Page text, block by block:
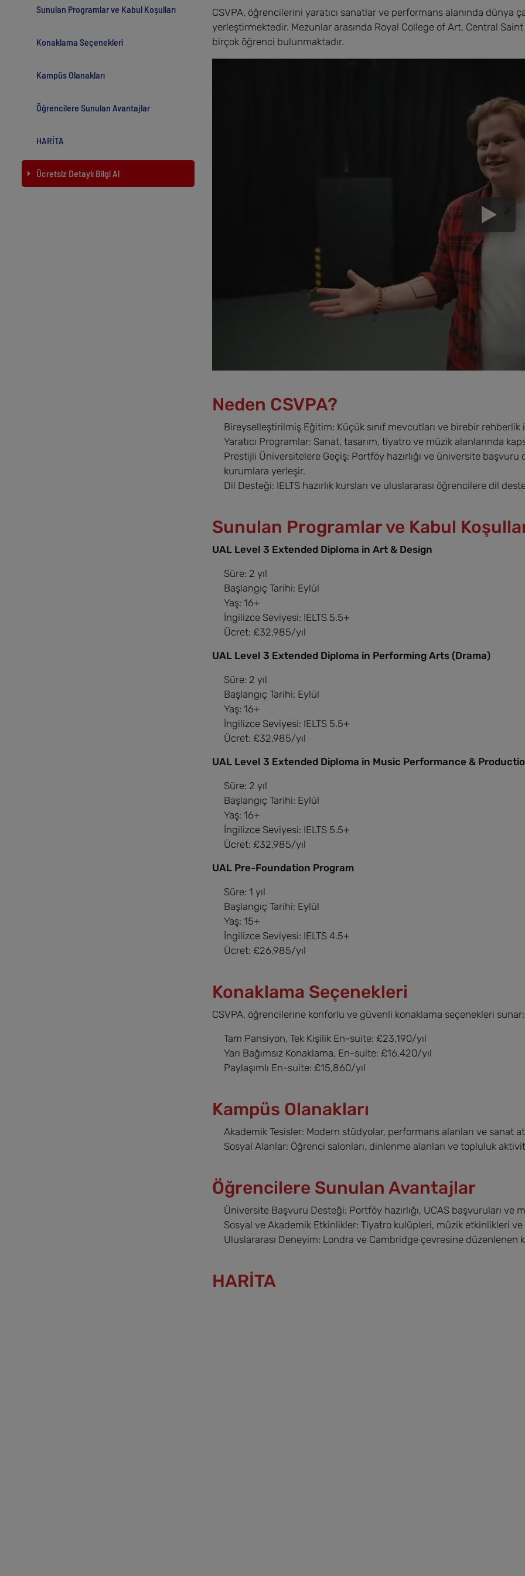
Sunulan Programlar ve Kabul Koşulları
Konaklama Seçenekleri
Kampüs Olanakları
Öğrencilere Sunulan Avantajlar
HARİTA
Ücretsiz Detaylı Bilgi Al
CSVPA, öğrencilerini yaratıcı sanatlar ve performans alanında dünya
yerleştirmektedir. Mezunlar arasında Royal College of Art, Central
birçok öğrenci bulunmaktadır.
Neden CSVPA?
Bireyselleştirilmiş Eğitim: Küçük sınıf mevcutları ve birebir rehberlik
Yaratıcı Programlar: Sanat, tasarım, tiyatro ve müzik alanlarında
Prestijli Üniversitelere Geçiş: Portföy hazırlığı ve üniversite
kurumlara yerleşir.
Dil Desteği: IELTS hazırlık kursları ve uluslararası öğrencilere dil
Sunulan Programlar ve Kabul
UAL Level 3 Extended Diploma in Art & Design
Süre: 2 yıl
Başlangıç Tarihi: Eylül
Yaş: 16+
İngilizce Seviyesi: IELTS 5.5+
Ücret: £32,985/yıl
UAL Level 3 Extended Diploma in Performing Arts (Drama)
Süre: 2 yıl
Başlangıç Tarihi: Eylül
Yaş: 16+
İngilizce Seviyesi: IELTS 5.5+
Ücret: £32,985/yıl
UAL Level 3 Extended Diploma in Music Performance &
Süre: 2 yıl
Başlangıç Tarihi: Eylül
Yaş: 16+
İngilizce Seviyesi: IELTS 5.5+
Ücret: £32,985/yıl
UAL Pre-Foundation Program
Süre: 1 yıl
Başlangıç Tarihi: Eylül
Yaş: 15+
İngilizce Seviyesi: IELTS 4.5+
Ücret: £26,985/yıl
Konaklama Seçenekleri
CSVPA, öğrencilerine konforlu ve güvenli konaklama seçenekleri sunar:
Tam Pansiyon, Tek Kişilik En-suite: £23,190/yıl
Yarı Bağımsız Konaklama, En-suite: £16,420/yıl
Paylaşımlı En-suite: £15,860/yıl
Kampüs Olanakları
Akademik Tesisler: Modern stüdyolar, performans alanları ve sanat
Sosyal Alanlar: Öğrenci salonları, dinlenme alanları ve topluluk
Öğrencilere Sunulan Avantajlar
Üniversite Başvuru Desteği: Portföy hazırlığı, UCAS başvuruları ve
Sosyal ve Akademik Etkinlikler: Tiyatro kulüpleri, müzik etkinlikleri
Uluslararası Deneyim: Londra ve Cambridge çevresine düzenlenen
HARİTA